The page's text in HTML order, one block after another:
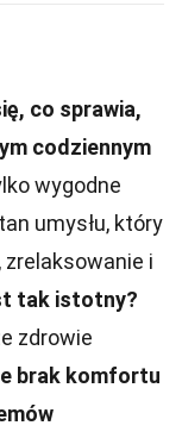
co sprawia,
codziennym
wygodne
umysłu, który
i
tak istotny?
zdrowie
brak komfortu